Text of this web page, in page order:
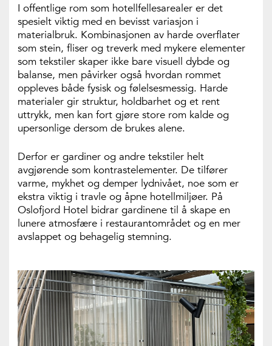
I offentlige rom som hotellfellesarealer er det
spesielt viktig med en bevisst variasjon i
materialbruk. Kombinasjonen av harde overflater
som stein, fliser og treverk med mykere elementer
som tekstiler skaper ikke bare visuell dybde og
balanse, men påvirker også hvordan rommet
oppleves både fysisk og følelsesmessig. Harde
materialer gir struktur, holdbarhet og et rent
uttrykk, men kan fort gjøre store rom kalde og
upersonlige dersom de brukes alene.
Derfor er gardiner og andre tekstiler helt
avgjørende som kontrastelementer. De tilfører
varme, mykhet og demper lydnivået, noe som er
ekstra viktig i travle og åpne hotellmiljøer. På
Oslofjord Hotel bidrar gardinene til å skape en
lunere atmosfære i restaurantområdet og en mer
avslappet og behagelig stemning.